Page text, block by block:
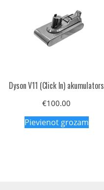
Dyson V11 (Click In) akumulators
€100.00
Pievienot grozam